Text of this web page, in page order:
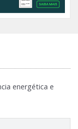
energética e